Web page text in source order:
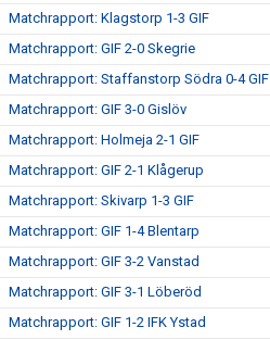
Matchrapport: Klagstorp 1-3 GIF
Matchrapport: GIF 2-0 Skegrie
Matchrapport: Staffanstorp Södra 0-4 GIF
Matchrapport: GIF 3-0 Gislöv
Matchrapport: Holmeja 2-1 GIF
Matchrapport: GIF 2-1 Klågerup
Matchrapport: Skivarp 1-3 GIF
Matchrapport: GIF 1-4 Blentarp
Matchrapport: GIF 3-2 Vanstad
Matchrapport: GIF 3-1 Löberöd
Matchrapport: GIF 1-2 IFK Ystad